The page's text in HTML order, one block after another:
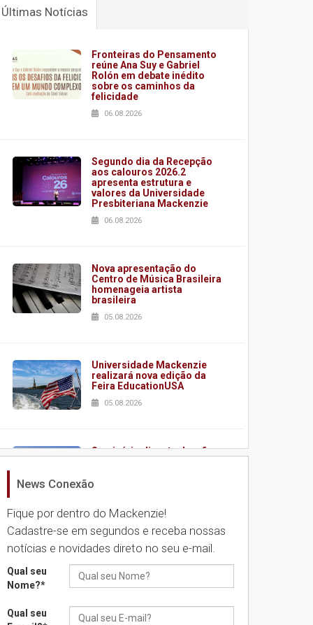
Últimas Notícias
Fronteiras do Pensamento
reúne Ana Suy e Gabriel
Rolón em debate inédito
sobre os caminhos da
felicidade
06.08.2026
Segundo dia da Recepção
aos calouros 2026.2
apresenta estrutura e
valores da Universidade
Presbiteriana Mackenzie
06.08.2026
Nova apresentação do
Centro de Música Brasileira
homenageia artista
brasileira
05.08.2026
Universidade Mackenzie
realizará nova edição da
Feira EducationUSA
05.08.2026
Seminário discute desafios
residenciais
Mackenzie recepciona os
semestre de 2026
04.08.2026
News Conexão
Fique por dentro do Mackenzie!
Cadastre-se em segundos e receba nossas
notícias e novidades direto no seu e-mail.
Qual seu
Nome?*
Qual seu